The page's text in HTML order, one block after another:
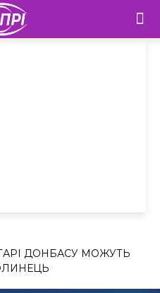
ДОНБАСУ МОЖУТЬ